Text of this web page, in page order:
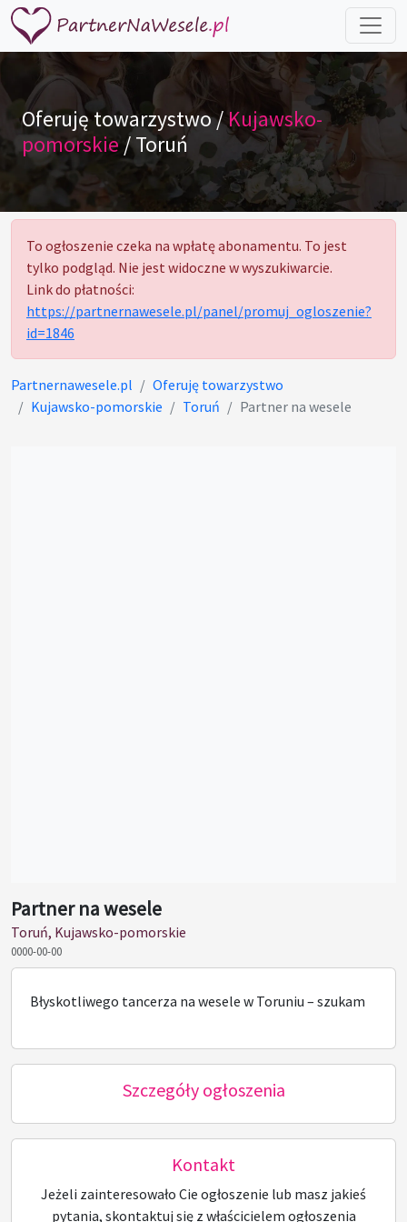
Oferuję towarzystwo /Kujawsko-
pomorskie/ Toruń
To ogłoszenie czeka na wpłatę abonamentu. To jest
tylko podgląd. Nie jest widoczne w wyszukiwarcie.
Link do płatności:
https://partnernawesele.pl/panel/promuj_ogloszenie?
id=1846
Partnernawesele.pl
Oferuję towarzystwo
Kujawsko-pomorskie
Toruń Partner na wesele
Partner na wesele
Toruń, Kujawsko-pomorskie
0000-00-00
Błyskotliwego tancerza na wesele w Toruniu – szukam
Szczegóły ogłoszenia
Kontakt
Jeżeli zainteresowało Cie ogłoszenie lub masz jakieś
pytania, skontaktuj się z właścicielem ogłoszenia